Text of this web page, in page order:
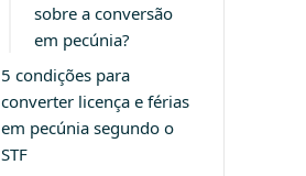
sobre a conversão
em pecúnia?
5 condições para
converter licença e férias
em pecúnia segundo o
STF